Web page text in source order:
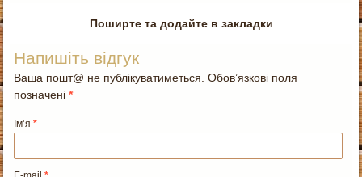
Поширте та додайте в закладки
Напишіть відгук
Ваша пошт@ не публікуватиметься. Обов’язкові поля
позначені*
Ім’я*